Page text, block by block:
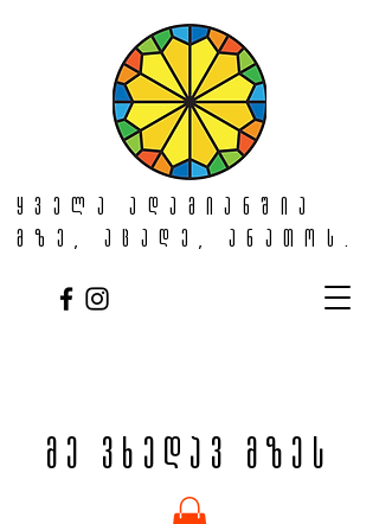
მე ვხედავ მზეს
ყველა ადამიანშია
მზე, აცადე, ანათოს.